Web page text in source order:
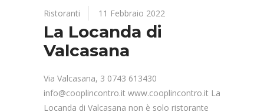
Ristoranti 11 Febbraio 2022
La Locanda di
Valcasana
Via Valcasana, 3 0743 613430
info@cooplincontro.it www.cooplincontro.it La
Locanda di Valcasana non è solo ristorante